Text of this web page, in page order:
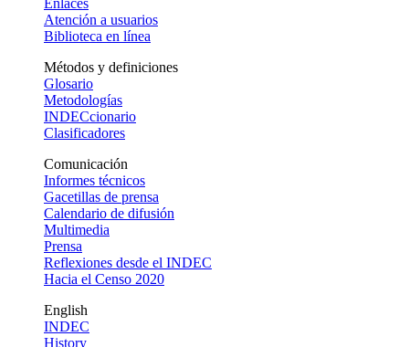
Enlaces
Atención a usuarios
Biblioteca en línea
Métodos y definiciones
Glosario
Metodologías
INDECcionario
Clasificadores
Comunicación
Informes técnicos
Gacetillas de prensa
Calendario de difusión
Multimedia
Prensa
Reflexiones desde el INDEC
Hacia el Censo 2020
English
INDEC
History